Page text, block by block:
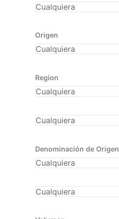
Origen
Region
Denominación de Origen